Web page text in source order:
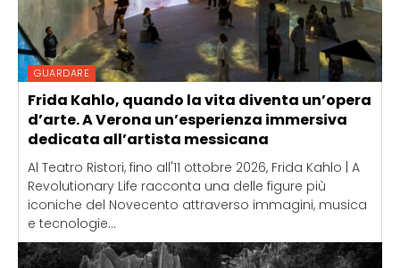
GUARDARE
Frida Kahlo, quando la vita diventa un’opera
d’arte. A Verona un’esperienza immersiva
dedicata all’artista messicana
Al Teatro Ristori, fino all'11 ottobre 2026, Frida Kahlo | A
Revolutionary Life racconta una delle figure più
iconiche del Novecento attraverso immagini, musica
e tecnologie...